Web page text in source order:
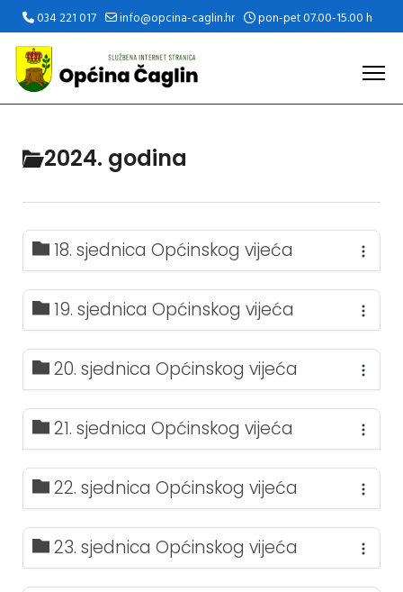
034 221 017 info@opcina-caglin.hr pon-pet 07.00-15.00 h
2024. godina
18. sjednica Općinskog vijeća
19. sjednica Općinskog vijeća
20. sjednica Općinskog vijeća
21. sjednica Općinskog vijeća
22. sjednica Općinskog vijeća
23. sjednica Općinskog vijeća